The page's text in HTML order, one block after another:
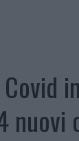
nuovi